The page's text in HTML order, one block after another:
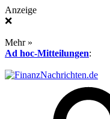
Anzeige
❌
Mehr »
Ad hoc-Mitteilungen: